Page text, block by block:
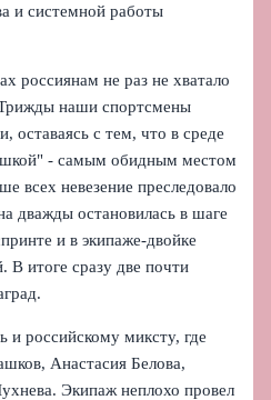
и системной работы
россиянам не раз не хватало
Трижды наши спортсмены
оставаясь с тем, что в среде
- самым обидным местом
всех невезение преследовало
дважды остановилась в шаге
и в экипаже-двойке
В итоге сразу две почти
и российскому миксту, где
Анастасия Белова,
Экипаж неплохо провел